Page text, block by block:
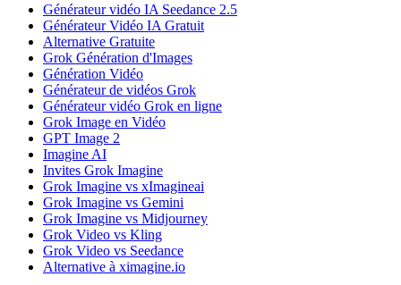
Générateur vidéo IA Seedance 2.5
Générateur Vidéo IA Gratuit
Alternative Gratuite
Grok Génération d'Images
Génération Vidéo
Générateur de vidéos Grok
Générateur vidéo Grok en ligne
Grok Image en Vidéo
GPT Image 2
Imagine AI
Invites Grok Imagine
Grok Imagine vs xImagineai
Grok Imagine vs Gemini
Grok Imagine vs Midjourney
Grok Video vs Kling
Grok Video vs Seedance
Alternative à ximagine.io